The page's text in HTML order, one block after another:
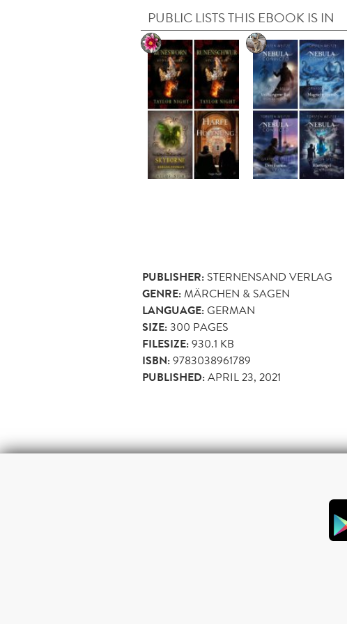
PUBLIC LISTS THIS EBOOK IS IN
PUBLISHER: STERNENSAND VERLAG
GENRE:MÄRCHEN & SAGEN
LANGUAGE:GERMAN
SIZE:300 PAGES
FILESIZE:930.1 KB
ISBN:9783038961789
PUBLISHED:APRIL 23, 2021